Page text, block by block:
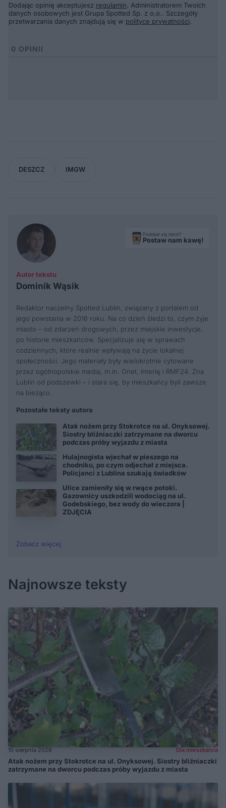
Dodając opinię akceptujesz regulamin. Administratorem Twoich
danych osobowych jest Grupa Spotted Sp. z o.o.. Szczegóły
przetwarzania danych znajdują się w polityce prywatności.
0 OPINII
DESZCZ IMGW
Autor tekstu
Dominik Wąsik
Podobał się tekst?
Postaw nam kawę!
Redaktor naczelny Spotted Lublin, związany z portalem od
jego powstania w 2016 roku. Na co dzień śledzi to, czym żyje
miasto – od zdarzeń drogowych, przez miejskie inwestycje,
po historie mieszkańców. Specjalizuje się w sprawach
codziennych, które realnie wpływają na życie lokalnej
społeczności. Jego materiały były wielokrotnie cytowane
przez ogólnopolskie media, m.in. Onet, Interię i RMF24. Zna
Lublin od podszewki – i stara się, by mieszkańcy byli zawsze
na bieżąco.
Pozostałe teksty autora
Atak nożem przy Stokrotce na ul. Onyksowej.
Siostry bliźniaczki zatrzymane na dworcu
podczas próby wyjazdu z miasta
Hulajnogista wjechał w pieszego na
chodniku, po czym odjechał z miejsca.
Policjanci z Lublina szukają świadków
Ulice zamieniły się w rwące potoki.
Gazownicy uszkodzili wodociąg na ul.
Godebskiego, bez wody do wieczora |
ZDJĘCIA
Zobacz więcej
Najnowsze teksty
10 sierpnia 2026 Dla mieszkańca
Atak nożem przy Stokrotce na ul. Onyksowej. Siostry bliźniaczki
zatrzymane na dworcu podczas próby wyjazdu z miasta